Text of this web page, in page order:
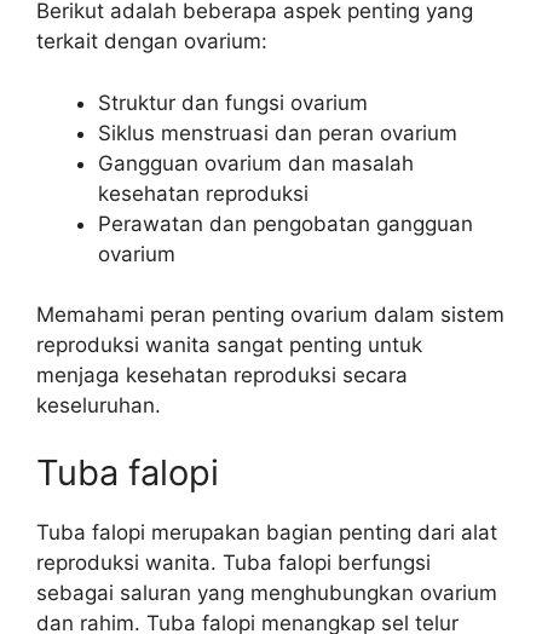
Berikut adalah beberapa aspek penting yang
terkait dengan ovarium:
Struktur dan fungsi ovarium
Siklus menstruasi dan peran ovarium
Gangguan ovarium dan masalah
kesehatan reproduksi
Perawatan dan pengobatan gangguan
ovarium
Memahami peran penting ovarium dalam sistem
reproduksi wanita sangat penting untuk
menjaga kesehatan reproduksi secara
keseluruhan.
Tuba falopi
Tuba falopi merupakan bagian penting dari alat
reproduksi wanita. Tuba falopi berfungsi
sebagai saluran yang menghubungkan ovarium
dan rahim. Tuba falopi menangkap sel telur